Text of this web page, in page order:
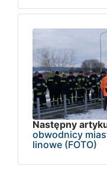
Następny
obwodnicy
linowe (FOTO)